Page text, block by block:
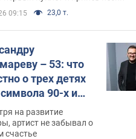
09:15 23,0 т.
– 53: что
о трех детях
90-х и
выглядят
на развитие
артист не забывал о
счастье